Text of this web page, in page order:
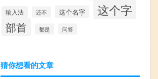
输入法 还不 这个名字 这个字
部首 都是 问答
猜你想看的文章